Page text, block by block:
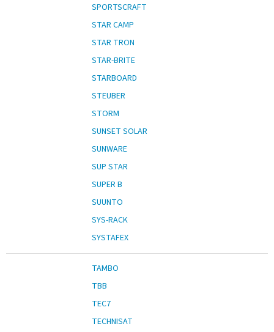
SPORTSCRAFT
STAR CAMP
STAR TRON
STAR-BRITE
STARBOARD
STEUBER
STORM
SUNSET SOLAR
SUNWARE
SUP STAR
SUPER B
SUUNTO
SYS-RACK
SYSTAFEX
TAMBO
TBB
TEC7
TECHNISAT